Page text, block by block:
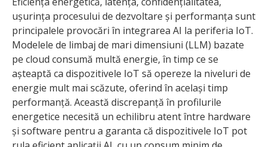
ușurința procesului de dezvoltare și performanța sunt
principalele provocări în integrarea AI la periferia IoT.
Modelele de limbaj de mari dimensiuni (LLM) bazate
pe cloud consumă multă energie, în timp ce se
așteaptă ca dispozitivele IoT să opereze la niveluri de
energie mult mai scăzute, oferind în același timp
performanță. Această discrepanță în profilurile
energetice necesită un echilibru atent între hardware
și software pentru a garanta că dispozitivele IoT pot